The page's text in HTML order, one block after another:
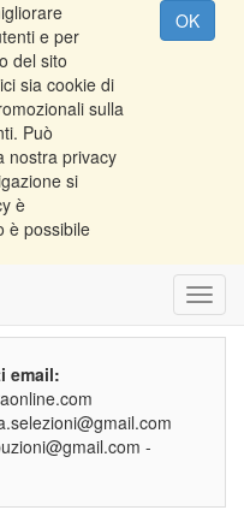
e per
del sito
sia cookie di
sulla
Può
nostra privacy
si
è
è possibile
OK
email:
-